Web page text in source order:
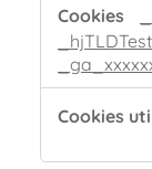
_hjTLDTest